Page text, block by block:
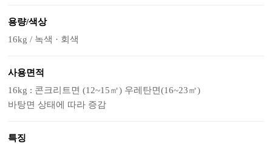
용량/색상
16kg / 녹색 · 회색
사용면적
16kg : 콘크리트면 (12~15㎡) 우레탄면(16~23㎡)
바탕면 상태에 따라 증감
특징